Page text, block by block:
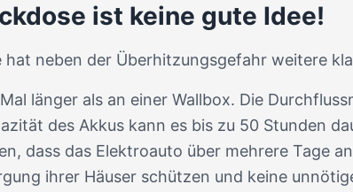
ist keine gute Idee!
neben der Überhitzungsgefahr weitere
länger als an einer Wallbox. Die
des Akkus kann es bis zu 50 Stunden
dass das Elektroauto über mehrere Tage
ihrer Häuser schützen und keine